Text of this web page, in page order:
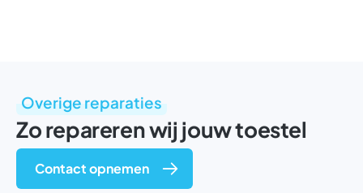
Overige reparaties
Zo repareren wij jouw toestel
Contact opnemen